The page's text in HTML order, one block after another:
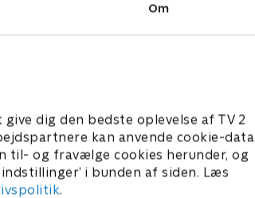
Om
dig den bedste oplevelse af TV 2
kan anvende cookie-data
til- og fravælge cookies herunder, og
i bunden af siden. Læs
.